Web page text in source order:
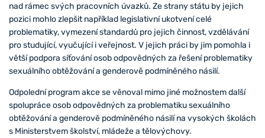
nad rámec svých pracovních úvazků. Ze strany státu by jejich
pozici mohlo zlepšit například legislativní ukotvení celé
problematiky, vymezení standardů pro jejich činnost, vzdělávání
pro studující, vyučující i veřejnost. V jejich práci by jim pomohla i
větší podpora síťování osob odpovědných za řešení problematiky
sexuálního obtěžování a genderově podmíněného násilí.
Odpolední program akce se věnoval mimo jiné možnostem další
spolupráce osob odpovědných za problematiku sexuálního
obtěžování a genderově podmíněného násilí na vysokých školách
s Ministerstvem školství, mládeže a tělovýchovy.